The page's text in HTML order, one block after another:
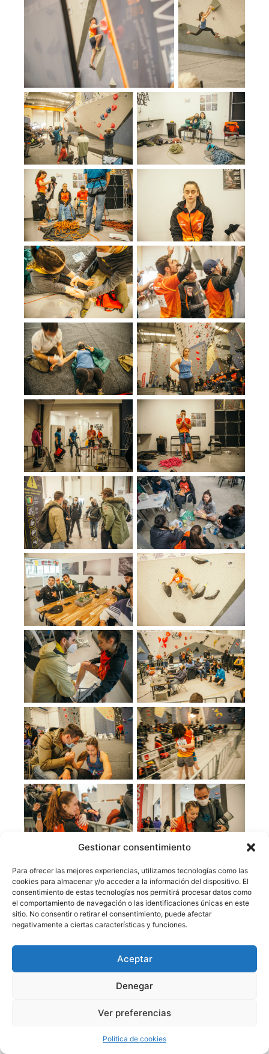
Gestionar consentimiento
Para ofrecer las mejores experiencias, utilizamos tecnologías como las
cookies para almacenar y/o acceder a la información del dispositivo. El
consentimiento de estas tecnologías nos permitirá procesar datos como
el comportamiento de navegación o las identificaciones únicas en este
sitio. No consentir o retirar el consentimiento, puede afectar
negativamente a ciertas características y funciones.
Aceptar
Denegar
Ver preferencias
Política de cookies